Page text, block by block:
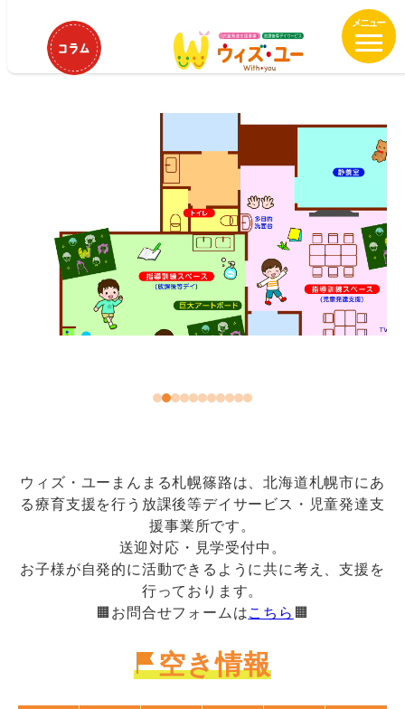
ウィズ・ユーまんまる札幌篠路
ウィズ・ユーまんまる札幌篠路
ウィズ・ユーまんまる札幌篠路は、北海道札幌市にあ
る療育支援を行う放課後等デイサービス・児童発達支
援事業所です。
送迎対応・見学受付中。
お子様が自発的に活動できるように共に考え、支援を
行っております。
🟧お問合せフォームはこちら 🟧
空き情報